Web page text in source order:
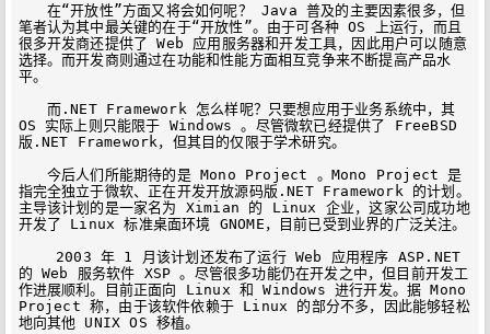
在“开放性”方面又将会如何呢？ Java 普及的主要因素很多，但
笔者认为其中最关键的在于“开放性”。由于可各种 OS 上运行，而且
很多开发商还提供了 Web 应用服务器和开发工具，因此用户可以随意
选择。而开发商则通过在功能和性能方面相互竞争来不断提高产品水
平。
而.NET Framework 怎么样呢？只要想应用于业务系统中，其
OS 实际上则只能限于 Windows 。尽管微软已经提供了 FreeBSD
版.NET Framework，但其目的仅限于学术研究。
今后人们所能期待的是 Mono Project 。Mono Project 是
指完全独立于微软、正在开发开放源码版.NET Framework 的计划。
主导该计划的是一家名为 Ximian 的 Linux 企业，这家公司成功地
开发了 Linux 标准桌面环境 GNOME，目前已受到业界的广泛关注。
2003 年 1 月该计划还发布了运行 Web 应用程序 ASP.NET
的 Web 服务软件 XSP 。尽管很多功能仍在开发之中，但目前开发工
作进展顺利。目前正面向 Linux 和 Windows 进行开发。据 Mono
Project 称，由于该软件依赖于 Linux 的部分不多，因此能够轻松
地向其他 UNIX OS 移植。